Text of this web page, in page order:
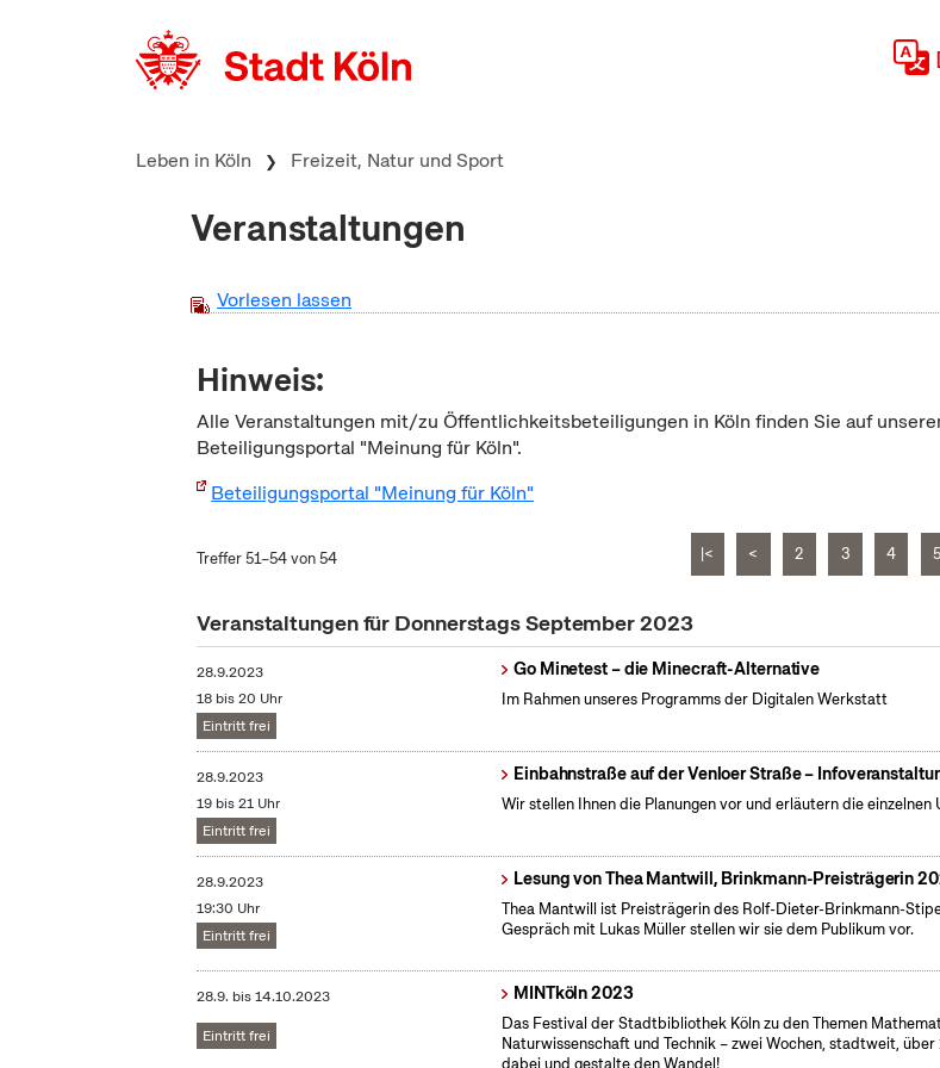
Leben in Köln Freizeit, Natur und Sport
Veranstaltungen
Vorlesen lassen
Hinweis:
Alle Veranstaltungen mit/zu Öffentlichkeitsbeteiligungen in Köln finden Sie auf
Beteiligungsportal "Meinung für Köln".
Beteiligungsportal "Meinung für Köln"
Treffer 51–54 von 54 |< < 2 3 4 5
Veranstaltungen für Donnerstags September 2023
28.9.2023
18 bis 20 Uhr
Eintritt frei
Go Minetest – die Minecraft-Alternative
Im Rahmen unseres Programms der Digitalen Werkstatt
28.9.2023
19 bis 21 Uhr
Eintritt frei
Einbahnstraße auf der Venloer Straße –
Wir stellen Ihnen die Planungen vor und erläutern die
28.9.2023
19:30 Uhr
Eintritt frei
Lesung von Thea Mantwill, Brinkmann-Preisträgerin
Thea Mantwill ist Preisträgerin des Rolf-Dieter-Brinkmann-
Gespräch mit Lukas Müller stellen wir sie dem Publikum vor.
28.9. bis14.10.2023
Eintritt frei
MINTköln 2023
Das Festival der Stadtbibliothek Köln zu den Themen
Naturwissenschaft und Technik – zwei Wochen, stadtweit,